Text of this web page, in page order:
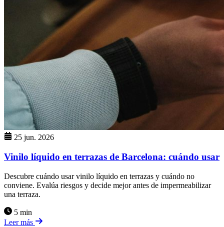
25 jun. 2026
Vinilo líquido en terrazas de Barcelona: cuándo usar
Descubre cuándo usar vinilo líquido en terrazas y cuándo no
conviene. Evalúa riesgos y decide mejor antes de impermeabilizar
una terraza.
5 min
Leer más